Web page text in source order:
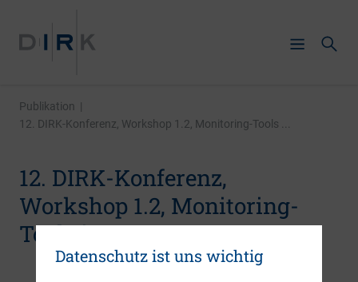
Publikation |
12. DIRK-Konferenz, Workshop 1.2, Monitoring-Tools ...
12. DIRK-Konferenz,
Workshop 1.2, Monitoring-
Tools im IR.COCKPIT
Datenschutz ist uns wichtig